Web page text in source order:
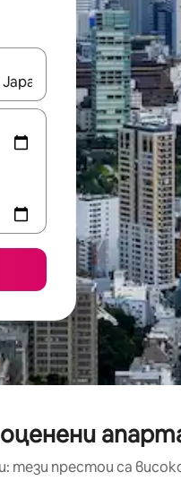
клавишите със
тези престои са